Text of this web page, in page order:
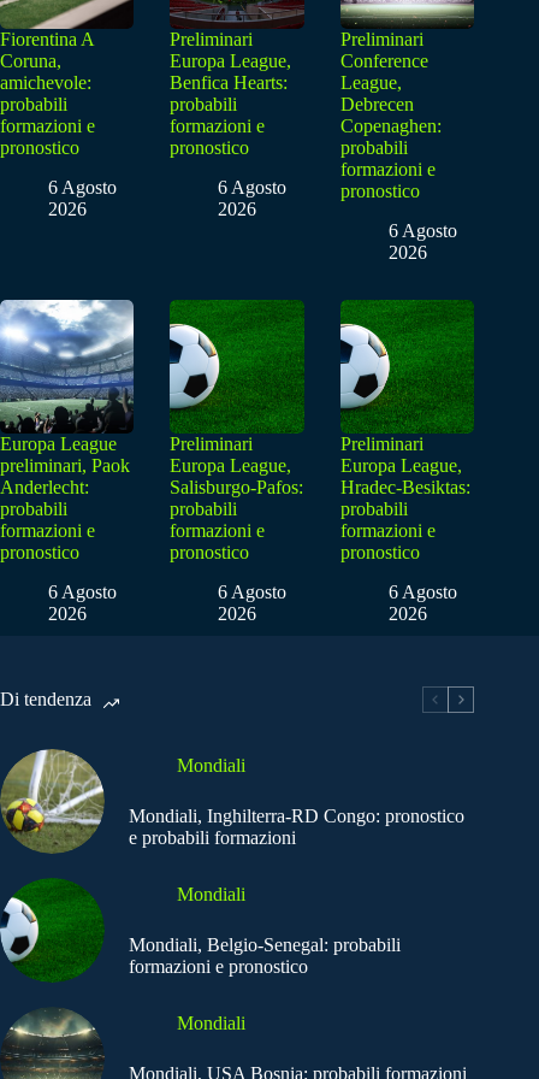
Fiorentina A
Coruna,
amichevole:
probabili
formazioni e
pronostico
6 Agosto
2026
Preliminari
Europa League,
Benfica Hearts:
probabili
formazioni e
pronostico
6 Agosto
2026
Preliminari
Conference
League,
Debrecen
Copenaghen:
probabili
formazioni e
pronostico
6 Agosto
2026
Europa League
preliminari, Paok
Anderlecht:
probabili
formazioni e
pronostico
6 Agosto
2026
Preliminari
Europa League,
Salisburgo-Pafos:
probabili
formazioni e
pronostico
6 Agosto
2026
Preliminari
Europa League,
Hradec-Besiktas:
probabili
formazioni e
pronostico
6 Agosto
2026
Di tendenza
Mondiali
Mondiali, Inghilterra-RD Congo: pronostico
e probabili formazioni
Mondiali
Mondiali, Belgio-Senegal: probabili
formazioni e pronostico
Mondiali
Mondiali, USA Bosnia: probabili formazioni